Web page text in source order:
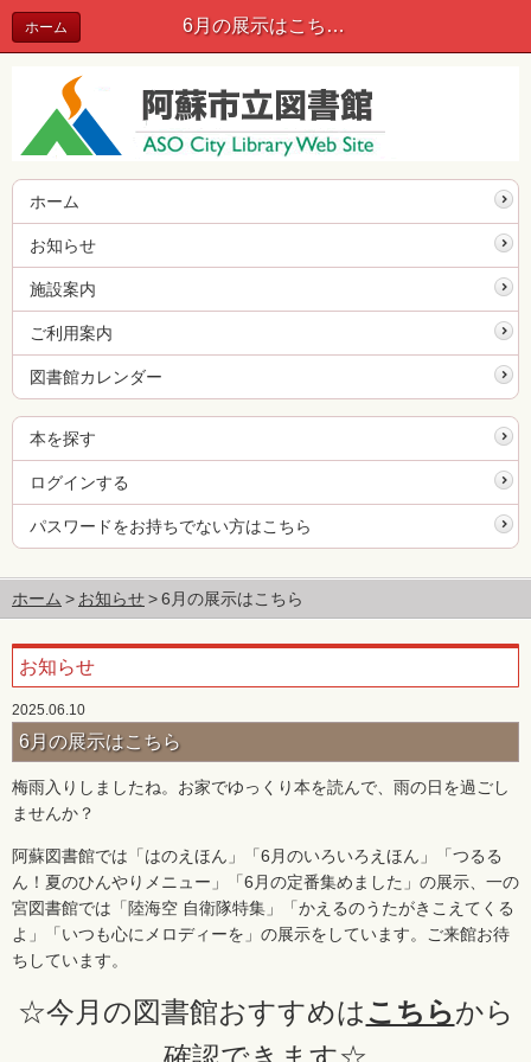
6月の展示はこちら | お知らせ
ホーム
ホーム
お知らせ
施設案内
ご利用案内
図書館カレンダー
本を探す
ログインする
パスワードをお持ちでない方はこちら
ホーム お知らせ 6月の展示はこちら
お知らせ
2025.06.10
6月の展示はこちら
梅雨入りしましたね。お家でゆっくり本を読んで、雨の日を過ごし
ませんか？
阿蘇図書館では「はのえほん」「6月のいろいろえほん」「つるる
ん！夏のひんやりメニュー」「6月の定番集めました」の展示、一の
宮図書館では「陸海空 自衛隊特集」「かえるのうたがきこえてくる
よ」「いつも心にメロディーを」の展示をしています。ご来館お待
ちしています。
☆今月の図書館おすすめはこちらから